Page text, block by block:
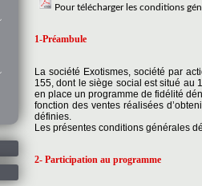
Pour télécharger les conditions
1-Préambule
La société Exotismes, société par
155, dont le siège social est situé au
en place un programme de fidélité
fonction des ventes réalisées
définies.
Les présentes conditions générales
2- Participation au programme